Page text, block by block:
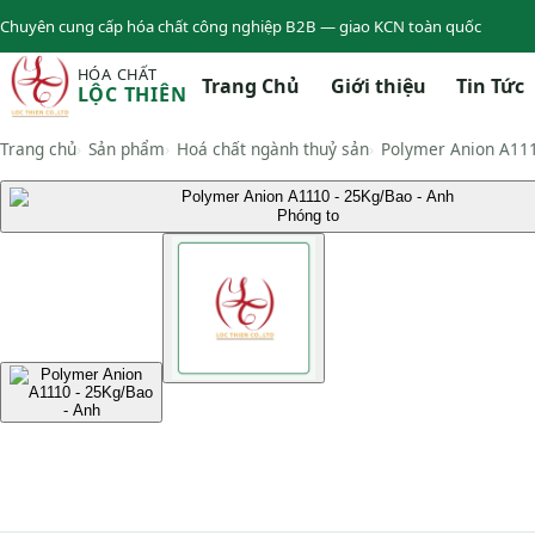
Chuyên cung cấp hóa chất công nghiệp B2B — giao KCN toàn quốc
HÓA CHẤT
LỘC THIÊN Trang Chủ Giới thiệu Tin Tức
Trang chủ Sản phẩm Hoá chất ngành thuỷ sản Polymer Anion
Phóng to